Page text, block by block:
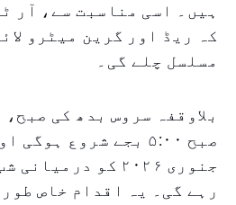
ہیں۔ اسی مناسبت سے، آر
مسلسل چلے گی۔
صبح ۵:۰۰ بجے شروع
رہے گی۔ یہ اقدام خاص